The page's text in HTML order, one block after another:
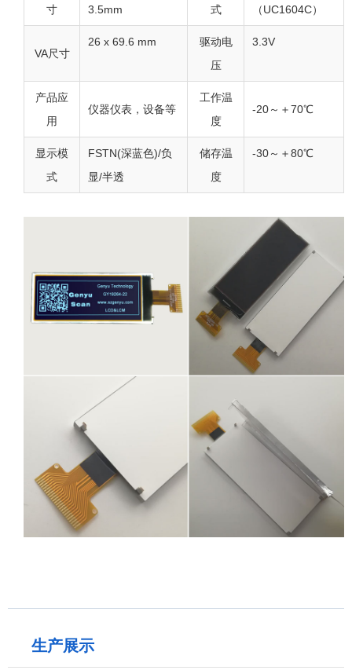
寸
3.5mm
式
（UC1604C）
VA尺寸
26 x 69.6 mm
驱动电
压
3.3V
产品应
用
仪器仪表，设备等
工作温
度
-20～＋70℃
显示模
式
FSTN(深蓝色)/负
显/半透
储存温
度
-30～＋80℃
生产展示